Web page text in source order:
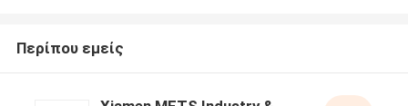
Περίπου εμείς